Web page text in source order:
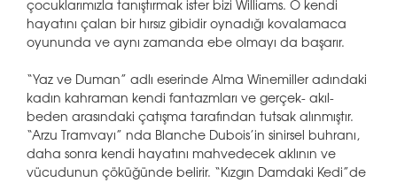
çocuklarımızla tanıştırmak ister bizi Williams. O kendi
hayatını çalan bir hırsız gibidir oynadığı kovalamaca
oyununda ve aynı zamanda ebe olmayı da başarır.
“Yaz ve Duman” adlı eserinde Alma Winemiller adındaki
kadın kahraman kendi fantazmları ve gerçek- akıl-
beden arasındaki çatışma tarafından tutsak alınmıştır.
“Arzu Tramvayı” nda Blanche Dubois’in sinirsel buhranı,
daha sonra kendi hayatını mahvedecek aklının ve
vücudunun çöküğünde belirir. “Kızgın Damdaki Kedi”de